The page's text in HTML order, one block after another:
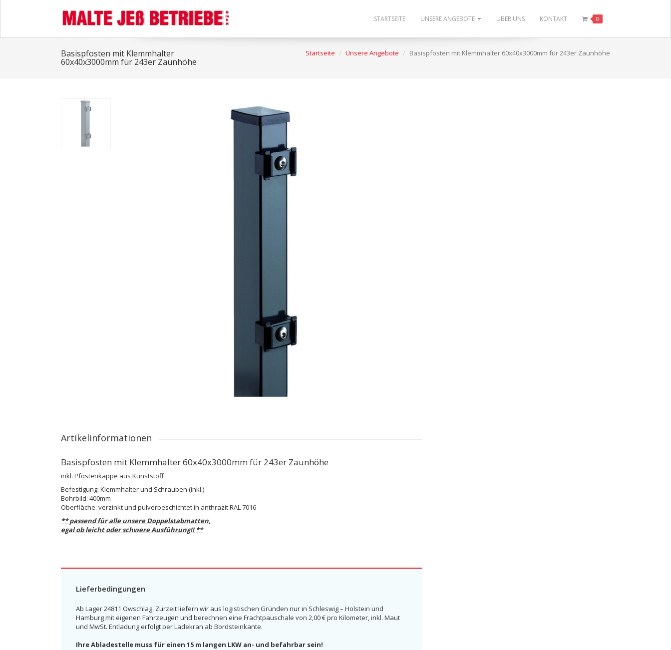
STARTSEITE UNSERE ANGEBOTE ÜBER UNS KONTAKT 0
Basispfosten mit Klemmhalter
60x40x3000mm für 243er Zaunhöhe
Startseite Unsere Angebote Basispfosten mit Klemmhalter 60x40x3000mm für 243er Zaunhöhe
Artikelinformationen
Basispfosten mit Klemmhalter 60x40x3000mm für 243er Zaunhöhe
inkl. Pfostenkappe aus Kunststoff
Befestigung: Klemmhalter und Schrauben (inkl.)
Bohrbild: 400mm
Oberfläche: verzinkt und pulverbeschichtet in anthrazit RAL 7016
** passend für alle unsere Doppelstabmatten,
egal ob leicht oder schwere Ausführung!! **
Lieferbedingungen
Ab Lager 24811 Owschlag. Zurzeit liefern wir aus logistischen Gründen nur in Schleswig – Holstein und
Hamburg mit eigenen Fahrzeugen und berechnen eine Frachtpauschale von 2,00 € pro Kilometer, inkl. Maut
und MwSt. Entladung erfolgt per Ladekran ab Bordsteinkante.
Ihre Abladestelle muss für einen 15 m langen LKW an- und befahrbar sein!